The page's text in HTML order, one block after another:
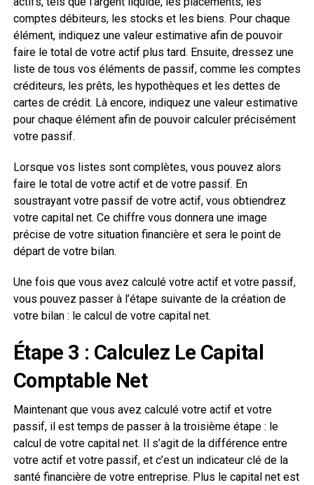
comptes débiteurs, les stocks et les biens. Pour chaque
élément, indiquez une valeur estimative afin de pouvoir
faire le total de votre actif plus tard. Ensuite, dressez une
liste de tous vos éléments de passif, comme les comptes
créditeurs, les prêts, les hypothèques et les dettes de
cartes de crédit. Là encore, indiquez une valeur estimative
pour chaque élément afin de pouvoir calculer précisément
votre passif.
Lorsque vos listes sont complètes, vous pouvez alors
faire le total de votre actif et de votre passif. En
soustrayant votre passif de votre actif, vous obtiendrez
votre capital net. Ce chiffre vous donnera une image
précise de votre situation financière et sera le point de
départ de votre bilan.
Une fois que vous avez calculé votre actif et votre passif,
vous pouvez passer à l’étape suivante de la création de
votre bilan : le calcul de votre capital net.
Étape 3 : Calculez Le Capital
Comptable Net
Maintenant que vous avez calculé votre actif et votre
passif, il est temps de passer à la troisième étape : le
calcul de votre capital net. Il s’agit de la différence entre
votre actif et votre passif, et c’est un indicateur clé de la
santé financière de votre entreprise. Plus le capital net est